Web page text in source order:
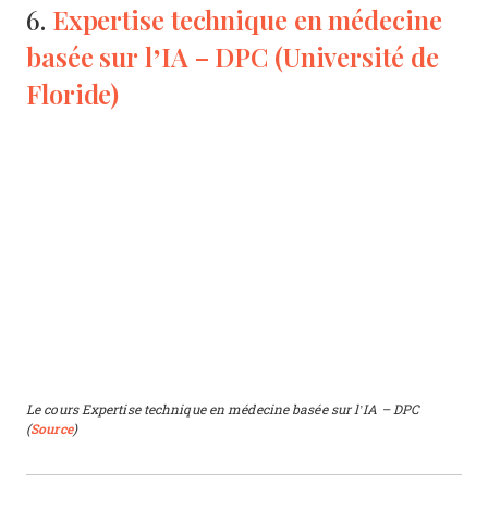
6. Expertise technique en médecine
basée sur l’IA – DPC (Université de
Floride)
Le cours Expertise technique en médecine basée sur l’IA – DPC
(Source)